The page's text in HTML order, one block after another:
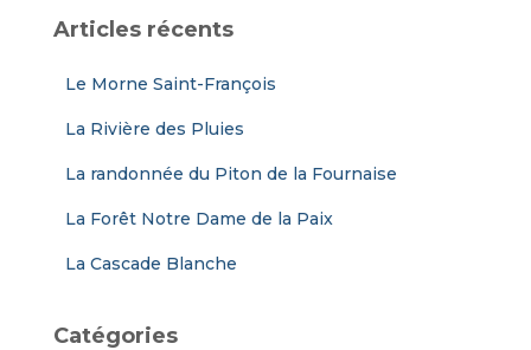
Articles récents
Le Morne Saint-François
La Rivière des Pluies
La randonnée du Piton de la Fournaise
La Forêt Notre Dame de la Paix
La Cascade Blanche
Catégories